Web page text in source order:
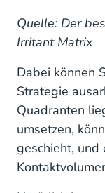
Quelle: Der
Irritant Matrix
Dabei können
Strategie
Quadranten
umsetzen,
geschieht, und